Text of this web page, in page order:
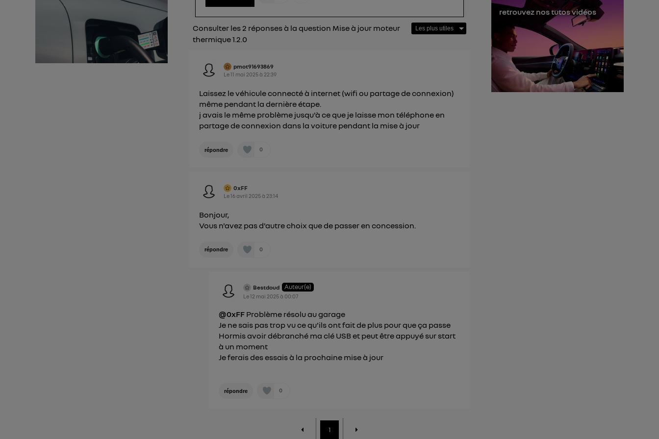
Consulter les 2 réponses à la question Mise à jour moteur
thermique 1.2.0
pmot91693869
Le11 mai 2025à 22:39
Laissez le véhicule connecté à internet (wifi ou partage de connexion)
même pendant la dernière étape.
j avais le même problème jusqu'à ce que je laisse mon téléphone en
partage de connexion dans la voiture pendant la mise à jour
répondre 0
0xFF
Le16 avril 2025à 23:14
Bonjour,
Vous n'avez pas d'autre choix que de passer en concession.
répondre 0
Bestdoud Auteur(e)
Le12 mai 2025à 00:07
@0xFF Problème résolu au garage
Je ne sais pas trop vu ce qu'ils ont fait de plus pour que ça passe
Hormis avoir débranché ma clé USB et peut être appuyé sur start
à un moment
Je ferais des essais à la prochaine mise à jour
répondre 0
1
retrouvez nos tutos vidéos
personnelles d'Utiq.